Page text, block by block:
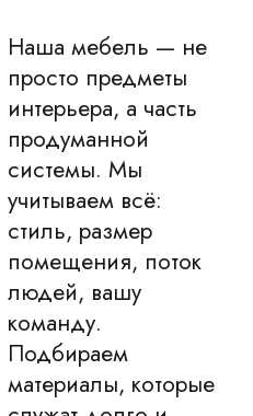
Наша мебель — не
просто предметы
интерьера, а часть
продуманной
системы. Мы
учитываем всё:
стиль, размер
помещения, поток
людей, вашу
команду.
Подбираем
материалы, которые